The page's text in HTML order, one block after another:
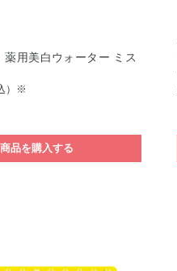
薬用美白ウォーター ミス
）※
商品を購入する